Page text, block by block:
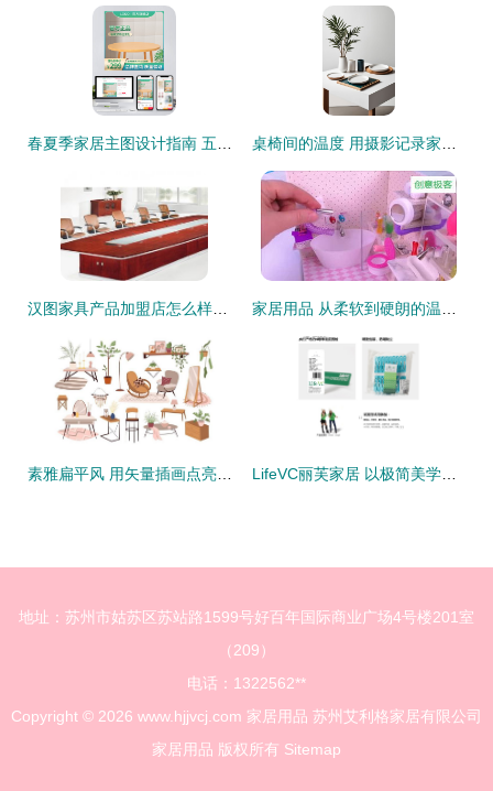
地址：苏州市姑苏区苏站路1599号好百年国际商业广场4号楼201室
（209）
电话：1322562**
Copyright © 2026 www.hjjvcj.com 家居用品 苏州艾利格家居有限公司
家居用品 版权所有 Sitemap